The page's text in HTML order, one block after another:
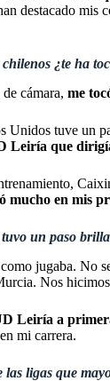
destacado mis
chilenos ¿te ha
cámara, me
Unidos tuve un
Leiría que
mucho en mis
un paso
jugaba. No
Nos
Leiría a
mi carrera.
ligas que